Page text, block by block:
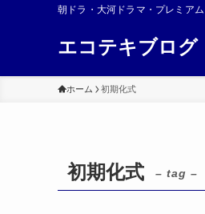
朝ドラ・大河ドラマ・プレミア
エコテキブログ
ホーム 初期化式
初期化式 – tag –